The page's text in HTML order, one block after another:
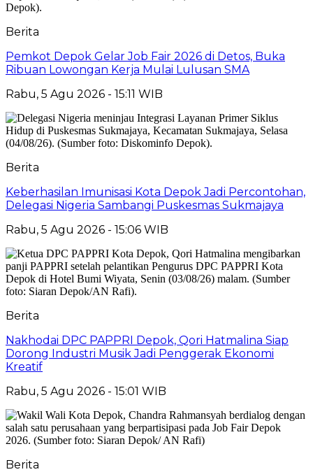
Berita
Pemkot Depok Gelar Job Fair 2026 di Detos, Buka
Ribuan Lowongan Kerja Mulai Lulusan SMA
Rabu, 5 Agu 2026 - 15:11 WIB
Berita
Keberhasilan Imunisasi Kota Depok Jadi Percontohan,
Delegasi Nigeria Sambangi Puskesmas Sukmajaya
Rabu, 5 Agu 2026 - 15:06 WIB
Berita
Nakhodai DPC PAPPRI Depok, Qori Hatmalina Siap
Dorong Industri Musik Jadi Penggerak Ekonomi
Kreatif
Rabu, 5 Agu 2026 - 15:01 WIB
Berita